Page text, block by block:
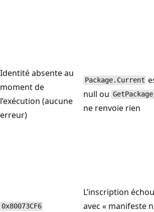
Identité absente au
moment de
l’exécution (aucune
erreur)
Package.Current
null ou
ne renvoie rien
0x80073CF6
L’inscription
avec « manifeste